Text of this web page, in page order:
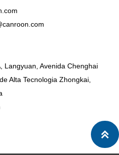
Langyuan, Avenida Chenghai
Alta Tecnologia Zhongkai,
